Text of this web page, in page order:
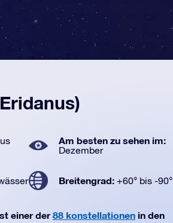
Am besten zu sehen im:
Dezember
Breitengrad: +60° bis -90°
einer der88 konstellationen in den